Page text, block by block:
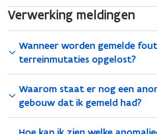
Verwerking meldingen
Wanneer worden gemelde
terreinmutaties opgelost?
Waarom staat er nog een
gebouw dat ik gemeld had?